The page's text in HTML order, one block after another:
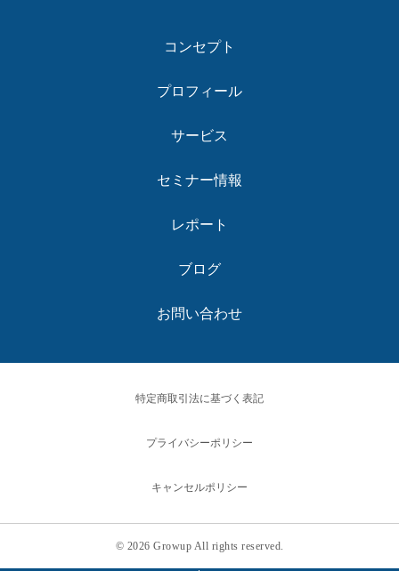
コンセプト
プロフィール
サービス
セミナー情報
レポート
ブログ
お問い合わせ
© 2026 Growup All rights reserved.
特定商取引法に基づく表記
プライバシーポリシー
キャンセルポリシー